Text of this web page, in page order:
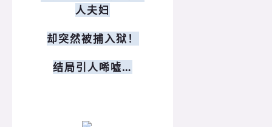
人夫妇
却突然被捕入狱！
结局引人唏嘘…